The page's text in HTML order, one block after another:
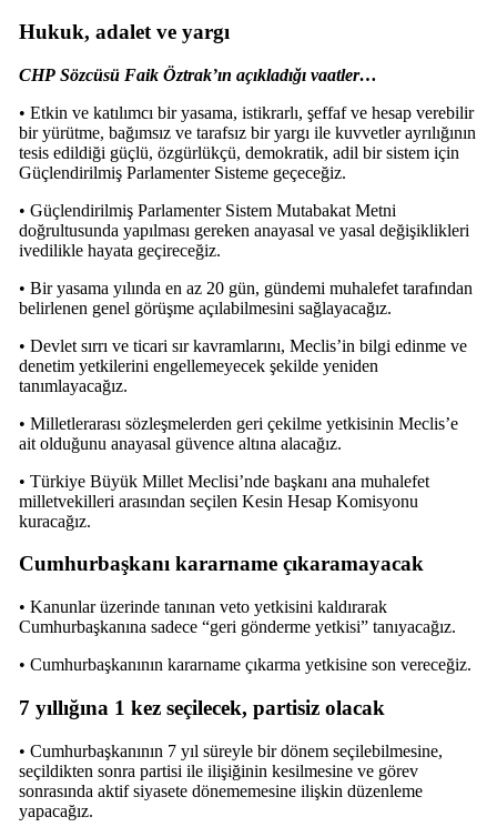
Hukuk, adalet ve yargı
CHP Sözcüsü Faik Öztrak’ın açıkladığı vaatler…
• Etkin ve katılımcı bir yasama, istikrarlı, şeffaf ve hesap verebilir
bir yürütme, bağımsız ve tarafsız bir yargı ile kuvvetler ayrılığının
tesis edildiği güçlü, özgürlükçü, demokratik, adil bir sistem için
Güçlendirilmiş Parlamenter Sisteme geçeceğiz.
• Güçlendirilmiş Parlamenter Sistem Mutabakat Metni
doğrultusunda yapılması gereken anayasal ve yasal değişiklikleri
ivedilikle hayata geçireceğiz.
• Bir yasama yılında en az 20 gün, gündemi muhalefet tarafından
belirlenen genel görüşme açılabilmesini sağlayacağız.
• Devlet sırrı ve ticari sır kavramlarını, Meclis’in bilgi edinme ve
denetim yetkilerini engellemeyecek şekilde yeniden
tanımlayacağız.
• Milletlerarası sözleşmelerden geri çekilme yetkisinin Meclis’e
ait olduğunu anayasal güvence altına alacağız.
• Türkiye Büyük Millet Meclisi’nde başkanı ana muhalefet
milletvekilleri arasından seçilen Kesin Hesap Komisyonu
kuracağız.
Cumhurbaşkanı kararname çıkaramayacak
• Kanunlar üzerinde tanınan veto yetkisini kaldırarak
Cumhurbaşkanına sadece “geri gönderme yetkisi” tanıyacağız.
• Cumhurbaşkanının kararname çıkarma yetkisine son vereceğiz.
7 yıllığına 1 kez seçilecek, partisiz olacak
• Cumhurbaşkanının 7 yıl süreyle bir dönem seçilebilmesine,
seçildikten sonra partisi ile ilişiğinin kesilmesine ve görev
sonrasında aktif siyasete dönememesine ilişkin düzenleme
yapacağız.